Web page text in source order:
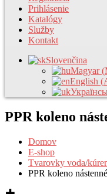
Prihlásenie
Katalógy
Služby
Kontakt
Slovenčina
Magyar (
English (
PPR koleno
Domov
E-shop
Tvarovky voda/
PPR koleno